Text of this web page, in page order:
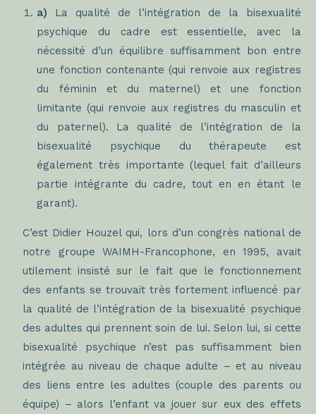
a) La qualité de l’intégration de la bisexualité
psychique du cadre est essentielle, avec la
nécessité d’un équilibre suffisamment bon entre
une fonction contenante (qui renvoie aux registres
du féminin et du maternel) et une fonction
limitante (qui renvoie aux registres du masculin et
du paternel). La qualité de l’intégration de la
bisexualité psychique du thérapeute est
également très importante (lequel fait d’ailleurs
partie intégrante du cadre, tout en en étant le
garant).
C’est Didier Houzel qui, lors d’un congrès national de
notre groupe WAIMH-Francophone, en 1995, avait
utilement insisté sur le fait que le fonctionnement
des enfants se trouvait très fortement influencé par
la qualité de l’intégration de la bisexualité psychique
des adultes qui prennent soin de lui. Selon lui, si cette
bisexualité psychique n’est pas suffisamment bien
intégrée au niveau de chaque adulte – et au niveau
des liens entre les adultes (couple des parents ou
équipe) – alors l’enfant va jouer sur eux des effets